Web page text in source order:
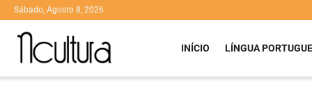
Sábado, Agosto 8, 2026
INÍCIO LÍNGUA